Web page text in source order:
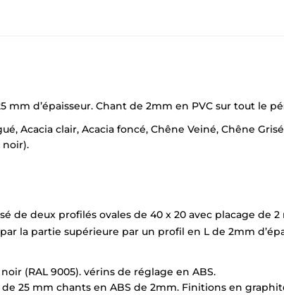
d’épaisseur. Chant de 2mm en PVC sur tout le
Acacia clair, Acacia foncé, Chêne Veiné, Chêne
noir).
de deux profilés ovales de 40 x 20 avec placage de
la partie supérieure par un profil en L de 2mm
(RAL 9005). vérins de réglage en ABS.
25 mm chants en ABS de 2mm. Finitions en